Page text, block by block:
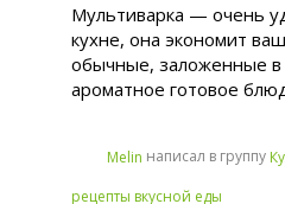
Мультиварка — очень
кухне, она экономит
обычные, заложенные в
ароматное готовое
Melin написал в группу
рецепты вкусной еды